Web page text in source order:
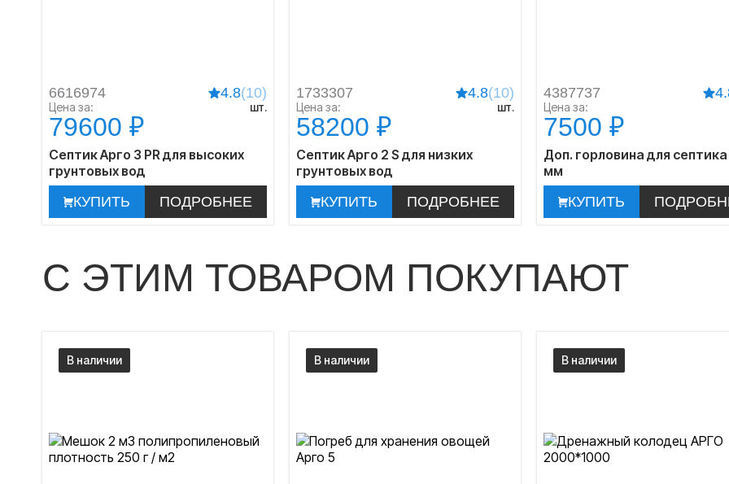
6616974 4.8(10)
Цена за: шт.
79600 ₽
Септик Арго 3 PR для высоких
грунтовых вод
КУПИТЬ
ПОДРОБНЕЕ
1733307 4.8(10)
Цена за: шт.
58200 ₽
Септик Арго 2 S для низких
грунтовых вод
КУПИТЬ
ПОДРОБНЕЕ
4387737
Цена за:
7500 ₽
Доп. горловина для
мм
КУПИТЬ
С ЭТИМ ТОВАРОМ ПОКУПАЮТ
В наличии В наличии В наличии